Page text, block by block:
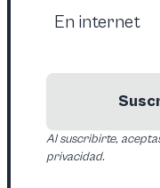
Al suscribirte,
privacidad.